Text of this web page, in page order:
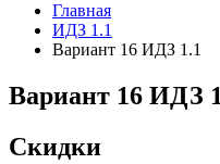
Главная
ИДЗ 1.1
Вариант 16 ИДЗ 1.1
Вариант 16 ИДЗ
Скидки